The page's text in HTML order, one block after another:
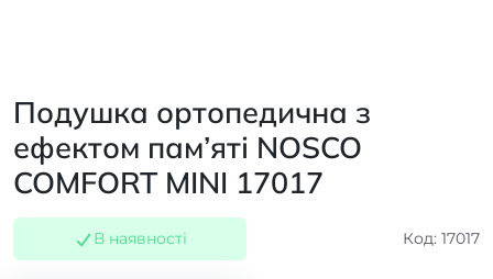
Подушка ортопедична з
ефектом пам’яті NOSCO
COMFORT MINI 17017
В наявності Код: 17017